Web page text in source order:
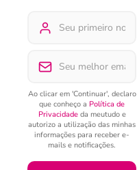
Ao clicar em 'Continuar', declaro
que conheço a Política de
Privacidadeda meutudo e
autorizo a utilização das minhas
informações para receber e-
mails e notificações.